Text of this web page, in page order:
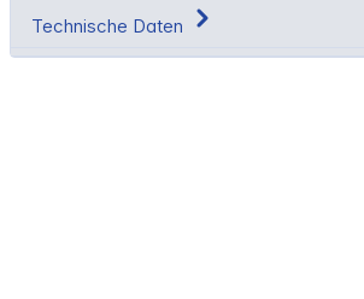
Technische Daten